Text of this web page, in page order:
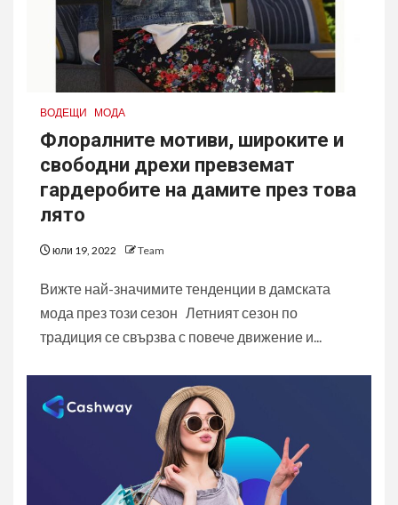
ВОДЕЩИ МОДА
Флоралните мотиви, широките и
свободни дрехи превземат
гардеробите на дамите през това
лято
юли 19, 2022 Team
Вижте най-значимите тенденции в дамската
мода през този сезон Летният сезон по
традиция се свързва с повече движение и...